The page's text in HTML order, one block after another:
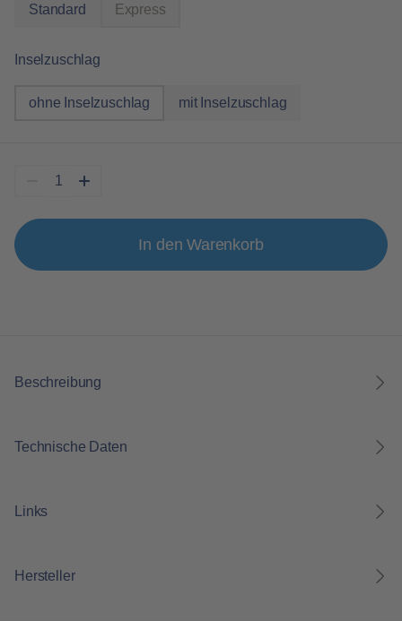
Standard Express
Inselzuschlagauswählen
ohne Inselzuschlag mit Inselzuschlag
In den Warenkorb
Beschreibung
Technische Daten
Links
Hersteller